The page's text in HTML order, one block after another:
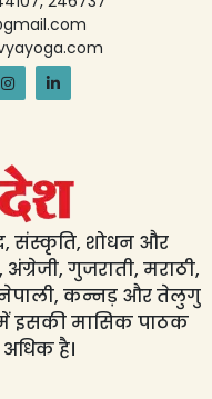
संस्कृति, शोधन और
गुजराती, मराठी,
नेपाली, कन्नड़ और तेलुगु
में इसकी मासिक पाठक
है।